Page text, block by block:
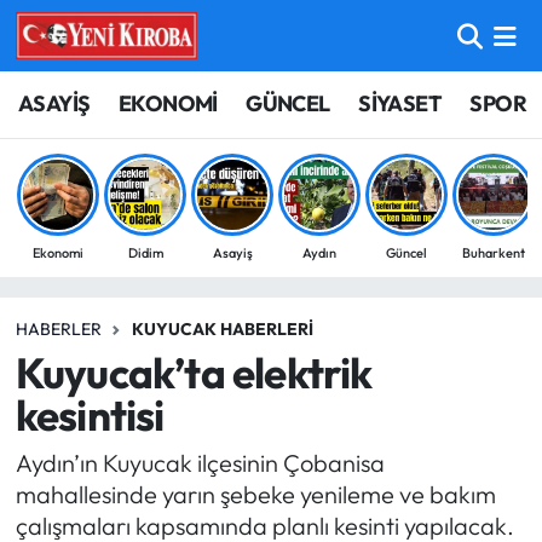
ASAYİŞ EKONOMİ GÜNCEL SİYASET SPOR
Ekonomi Didim Asayiş Aydın Güncel Buharkent
HABERLER KUYUCAK HABERLERI
Kuyucak’ta elektrik
kesintisi
Aydın’ın Kuyucak ilçesinin Çobanisa
mahallesinde yarın şebeke yenileme ve bakım
çalışmaları kapsamında planlı kesinti yapılacak.
ASAYİŞ
BİLİM-TEKNOLOJİ
ÇEVRE
EĞİTİM
EKONOMİ
GÜNCEL
GÜNDEM
Aydın Nöbetçi Eczaneler
Aydın Hava Durumu
Aydin Namaz Vakitleri
Süper Lig Puan Durumu ve Fikstür
Tüm Manşetler
Son Dakika Haberleri
Haber Arşivi